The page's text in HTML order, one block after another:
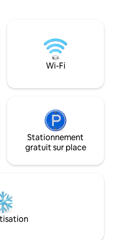
à
dans la
soucier des
entre les
Wi-Fi
Stationnement
gratuit sur place